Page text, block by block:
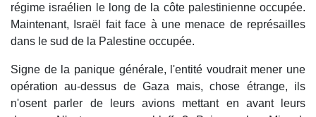
régime israélien le long de la côte palestinienne occupée.
Maintenant, Israël fait face à une menace de représailles
dans le sud de la Palestine occupée.
Signe de la panique générale, l'entité voudrait mener une
opération au-dessus de Gaza mais, chose étrange, ils
n'osent parler de leurs avions mettant en avant leurs